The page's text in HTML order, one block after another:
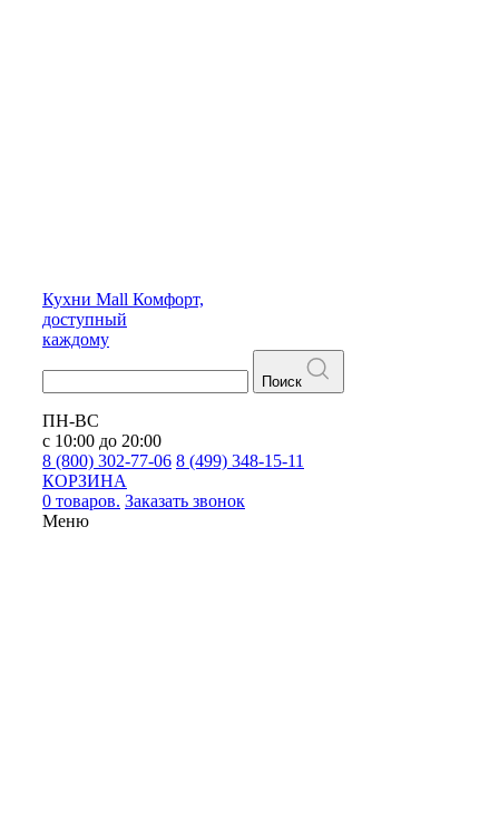
Кухни Mall Комфорт,
доступный
каждому
Поиск
ПН-ВС
с 10:00 до 20:00
8 (800) 302-77-06 8 (499) 348-15-11
КОРЗИНА
0 товаров. Заказать звонок
Меню